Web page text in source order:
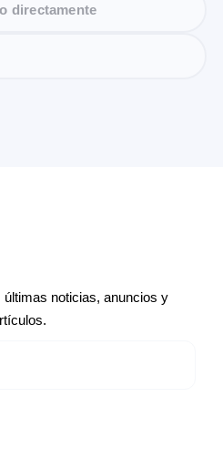
directamente
últimas noticias, anuncios y